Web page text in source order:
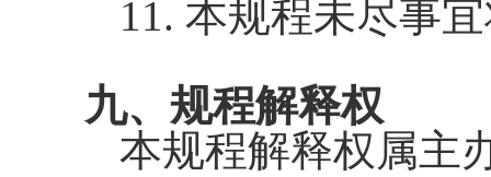
11. 本规程未尽事
九、规程解释权
本规程解释权属主